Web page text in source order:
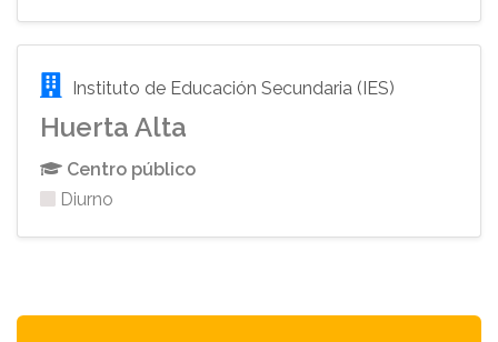
Instituto de Educación Secundaria (IES)
Huerta Alta
Centro público
Diurno